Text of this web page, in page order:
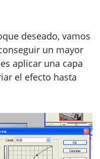
deseado, vamos
un mayor
aplicar una capa
el efecto hasta